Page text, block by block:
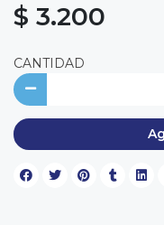
$ 3.200
CANTIDAD